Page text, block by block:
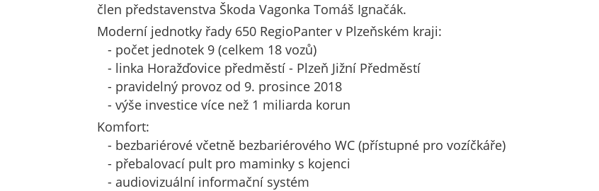
člen představenstva Škoda Vagonka Tomáš Ignačák.
Moderní jednotky řady 650 RegioPanter v Plzeňském kraji:
- počet jednotek 9 (celkem 18 vozů)
- linka Horažďovice předměstí - Plzeň Jižní Předměstí
- pravidelný provoz od 9. prosince 2018
- výše investice více než 1 miliarda korun
Komfort:
- bezbariérové včetně bezbariérového WC (přístupné pro vozíčkáře)
- přebalovací pult pro maminky s kojenci
- audiovizuální informační systém